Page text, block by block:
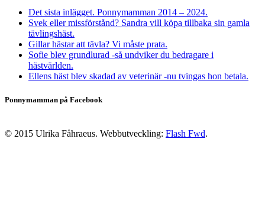
Det sista inlägget. Ponnymamman 2014 – 2024.
Svek eller missförstånd? Sandra vill köpa tillbaka sin gamla
tävlingshäst.
Gillar hästar att tävla? Vi måste prata.
Sofie blev grundlurad -så undviker du bedragare i
hästvärlden.
Ellens häst blev skadad av veterinär -nu tvingas hon betala.
Ponnymamman på Facebook
© 2015 Ulrika Fåhraeus. Webbutveckling: Flash Fwd.